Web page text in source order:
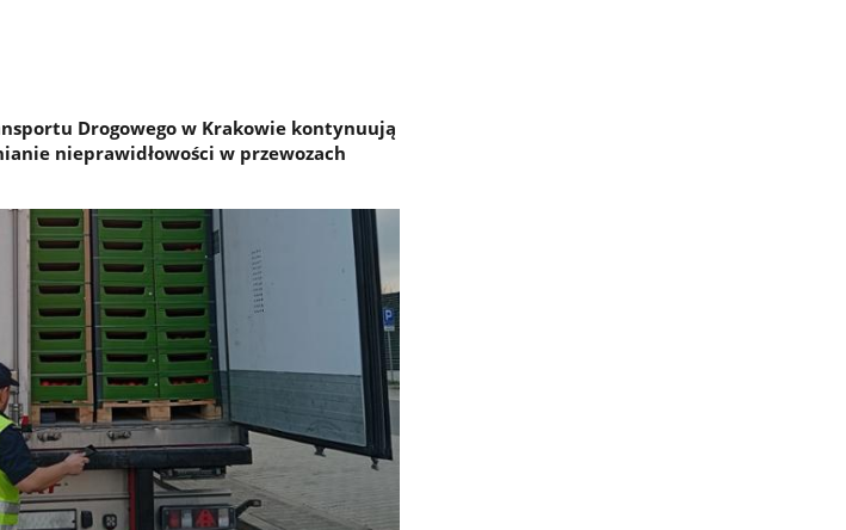
Drogowego w Krakowie kontynuują
nieprawidłowości w przewozach